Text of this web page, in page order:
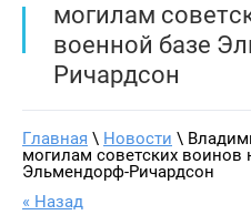
могилам
военной базе
Ричардсон
Главная \ Новости \
могилам советских воинов
Эльмендорф-Ричардсон
« Назад